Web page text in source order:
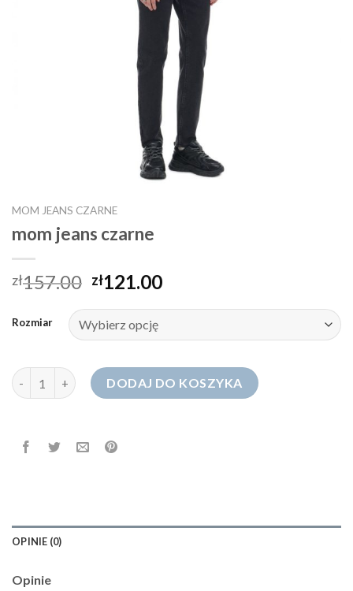
MOM JEANS CZARNE
mom jeans czarne
zł157.00 zł121.00
Rozmiar
ilość mom jeans czarneDODAJ DO KOSZYKA
OPINIE (0)
Opinie